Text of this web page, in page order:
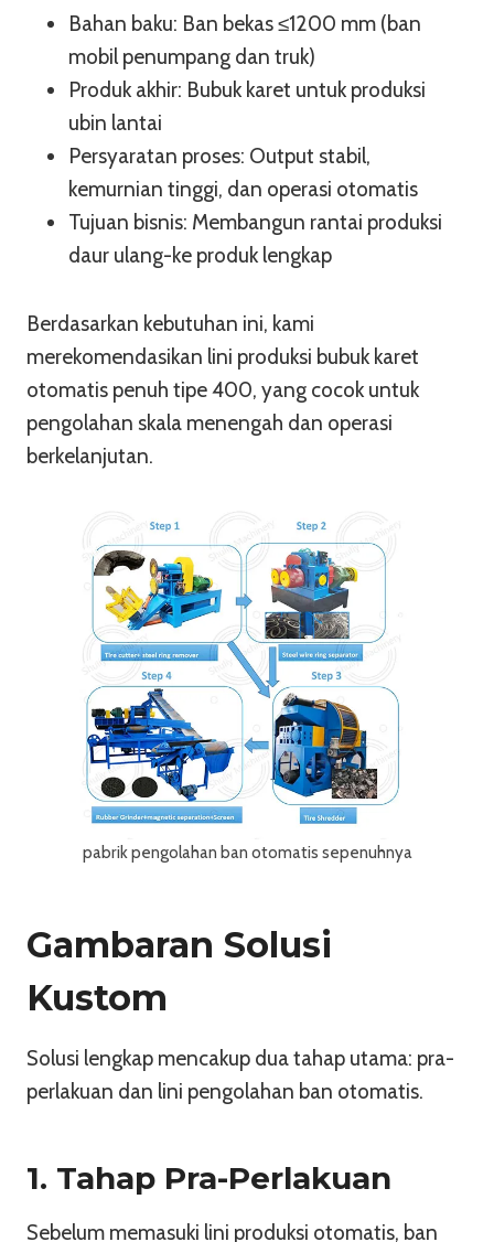
Bahan baku: Ban bekas ≤1200 mm (ban
mobil penumpang dan truk)
Produk akhir: Bubuk karet untuk produksi
ubin lantai
Persyaratan proses: Output stabil,
kemurnian tinggi, dan operasi otomatis
Tujuan bisnis: Membangun rantai produksi
daur ulang-ke produk lengkap
Berdasarkan kebutuhan ini, kami
merekomendasikan lini produksi bubuk karet
otomatis penuh tipe 400, yang cocok untuk
pengolahan skala menengah dan operasi
berkelanjutan.
pabrik pengolahan ban otomatis sepenuhnya
Gambaran Solusi
Kustom
Solusi lengkap mencakup dua tahap utama: pra-
perlakuan dan lini pengolahan ban otomatis.
1. Tahap Pra-Perlakuan
Sebelum memasuki lini produksi otomatis, ban